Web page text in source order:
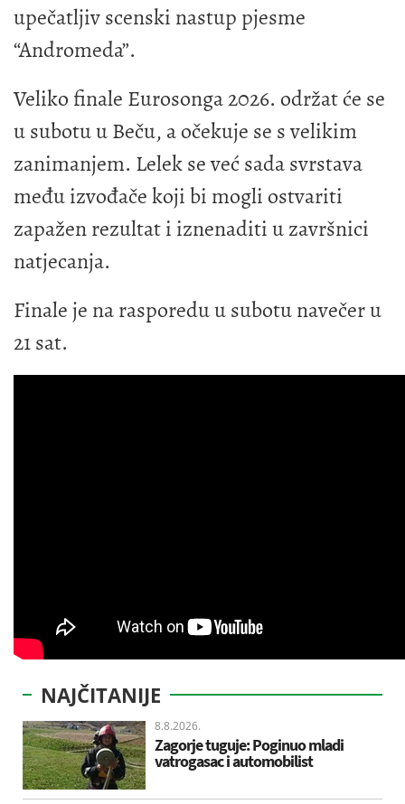
upečatljiv scenski nastup pjesme
“Andromeda”.
Veliko finale Eurosonga 2026. održat će se
u subotu u Beču, a očekuje se s velikim
zanimanjem. Lelek se već sada svrstava
među izvođače koji bi mogli ostvariti
zapažen rezultat i iznenaditi u završnici
natjecanja.
Finale je na rasporedu u subotu navečer u
21 sat.
NAJČITANIJE
8.8.2026.
Zagorje tuguje: Poginuo mladi
vatrogasac i automobilist